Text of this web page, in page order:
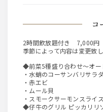
2時間飲放題付き 7,000円
季節によって内容は変更致し
◆前菜5種盛り合わせ～オー
・水蛸のコーサンバリサラ
・赤エビ
・ムール貝
・スモークサーモンスライス
◆仔牛のグリル ピッカリリ